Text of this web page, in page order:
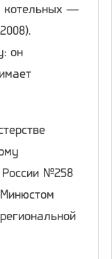
котельных —
он
России №258